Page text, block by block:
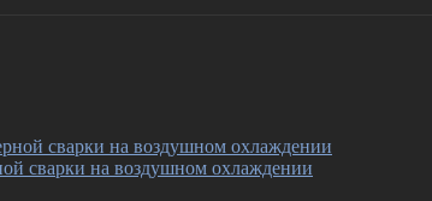
сварки на воздушном охлаждении